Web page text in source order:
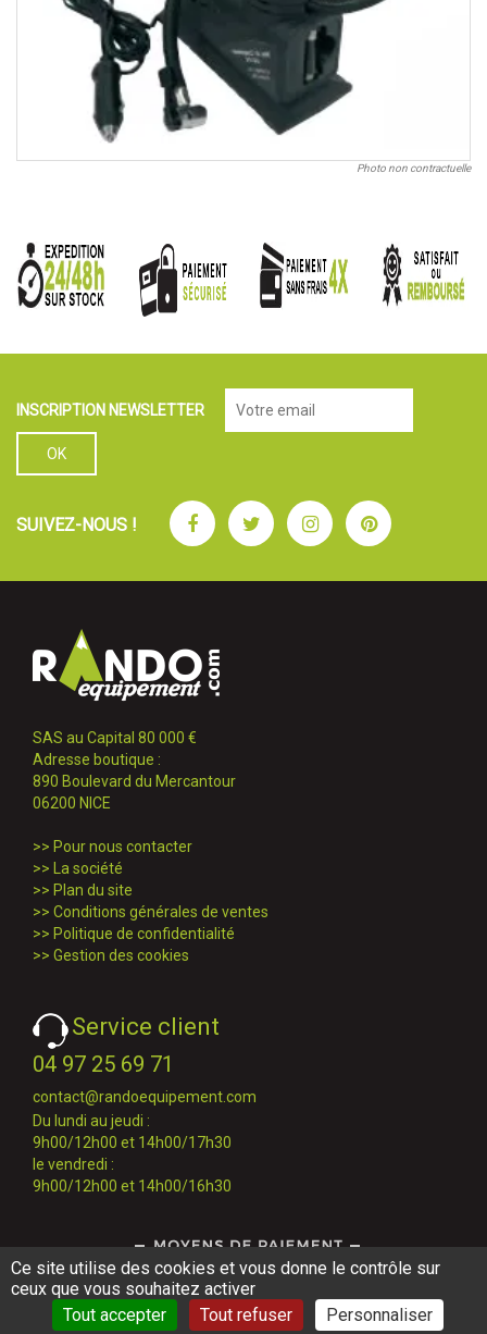
Photo non contractuelle
INSCRIPTION NEWSLETTER
SUIVEZ-NOUS ! FacebookTwitterInstagramPinterest
SAS au Capital 80 000 €
Adresse boutique :
890 Boulevard du Mercantour
06200 NICE
>> Pour nous contacter
>> La société
>> Plan du site
>> Conditions générales de ventes
>> Politique de confidentialité
>> Gestion des cookies
Service client
04 97 25 69 71
contact@randoequipement.com
Du lundi au jeudi :
9h00/12h00 et 14h00/17h30
le vendredi :
9h00/12h00 et 14h00/16h30
Ce site utilise des cookies et vous donne le contrôle sur
ceux que vous souhaitez activer
Tout accepter
Tout refuser Personnaliser